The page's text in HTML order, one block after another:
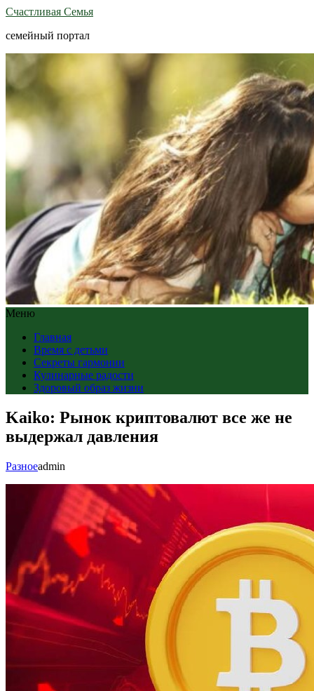
Счастливая Семья
семейный портал
Меню
Главная
Время с детьми
Секреты гармонии
Кулинарные радости
Здоровый образ жизни
Kaiko: Рынок криптовалют все же не
выдержал давления
Разноеadmin